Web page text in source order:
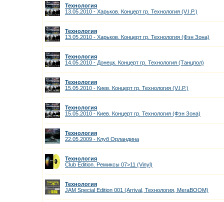
Технология
13.05.2010 - Харьков. Концерт гр. Технология (V.I.P.)
Технология
13.05.2010 - Харьков. Концерт гр. Технология (Фэн Зона)
Технология
14.05.2010 - Донецк. Концерт гр. Технология (Танцпол)
Технология
15.05.2010 - Киев. Концерт гр. Технология (V.I.P.)
Технология
15.05.2010 - Киев. Концерт гр. Технология (Фэн Зона)
Технология
22.05.2009 - Клуб Орландина
Технология
Club Edition. Ремиксы 07>11 (Vinyl)
Технология
JAM Special Edition 001 (Arrival, Технология, МегаBOOM)